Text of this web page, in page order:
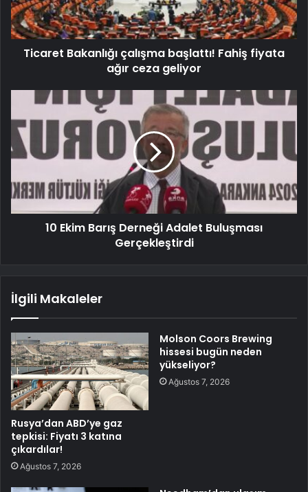
Ticaret Bakanlığı çalışma başlattı! Fahiş fiyata
ağır ceza geliyor
10 Ekim Barış Derneği Adalet Buluşması
Gerçekleştirdi
İlgili Makaleler
Rusya’dan ABD’ye gaz
tepkisi: Fiyatı 3 katına
çıkardılar!
Ağustos 7, 2026
Molson Coors Brewing
hissesi bugün neden
yükseliyor?
Ağustos 7, 2026